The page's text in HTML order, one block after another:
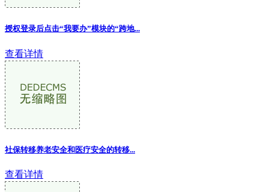
授权登录后点击“我要办”模块的“跨地...
查看详情
社保转移养老安全和医疗安全的转移...
查看详情